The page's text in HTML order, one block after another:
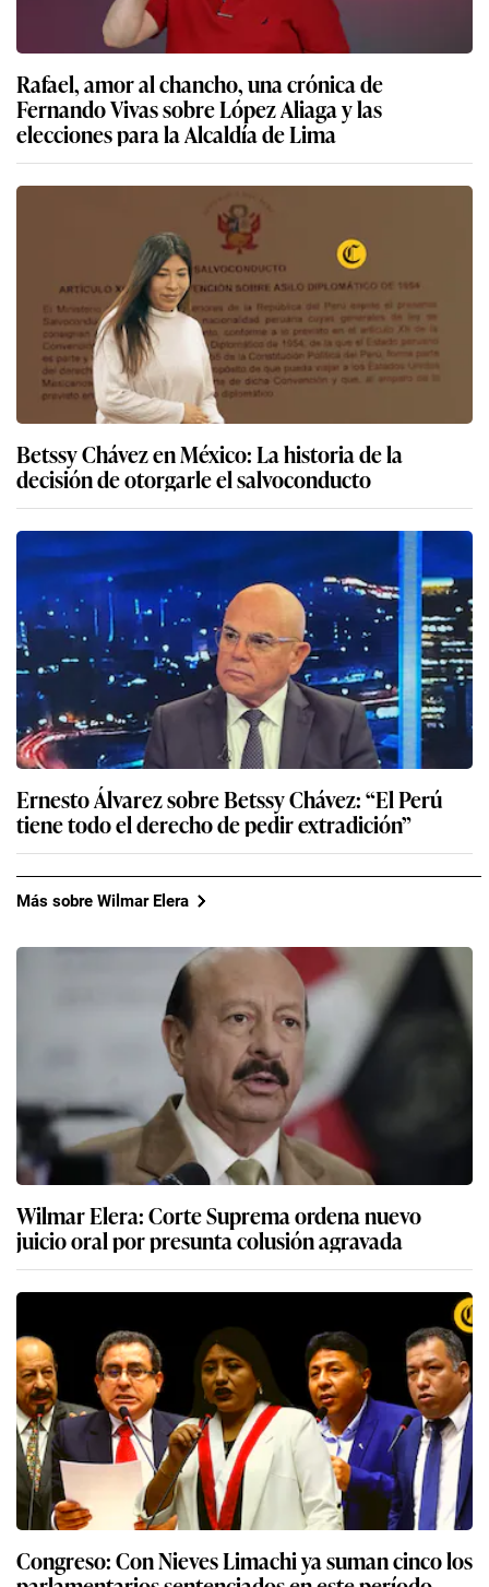
Rafael, amor al chancho, una crónica de
Fernando Vivas sobre López Aliaga y las
elecciones para la Alcaldía de Lima
Betssy Chávez en México: La historia de la
decisión de otorgarle el salvoconducto
Ernesto Álvarez sobre Betssy Chávez: “El Perú
tiene todo el derecho de pedir extradición”
Más sobre Wilmar Elera
Wilmar Elera: Corte Suprema ordena nuevo
juicio oral por presunta colusión agravada
Congreso: Con Nieves Limachi ya suman cinco los